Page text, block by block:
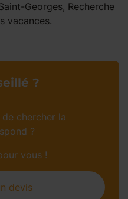
Georges, Recherche
vacances.
?
de chercher la
?
vous !
devis